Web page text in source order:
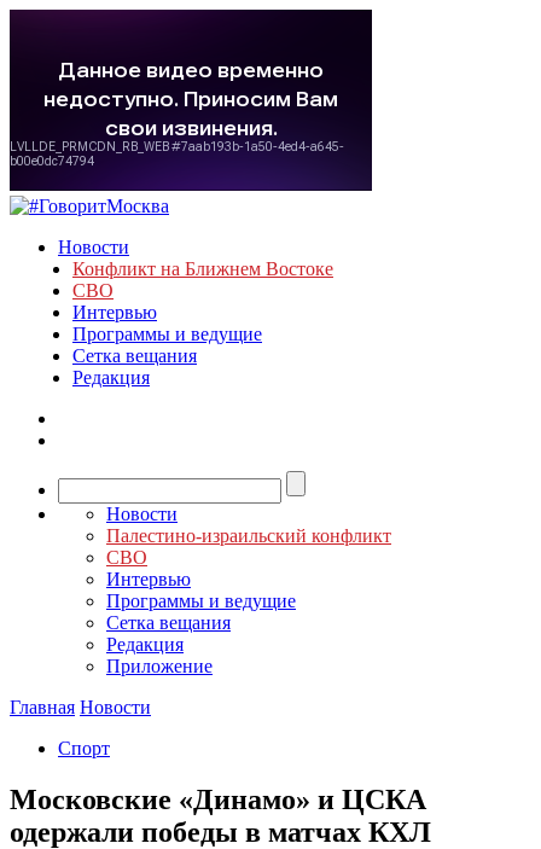
Новости
Конфликт на Ближнем Востоке
СВО
Интервью
Программы и ведущие
Сетка вещания
Редакция
Новости
Палестино-израильский конфликт
СВО
Интервью
Программы и ведущие
Сетка вещания
Редакция
Приложение
Главная Новости
Спорт
Московские «Динамо» и ЦСКА
одержали победы в матчах КХЛ